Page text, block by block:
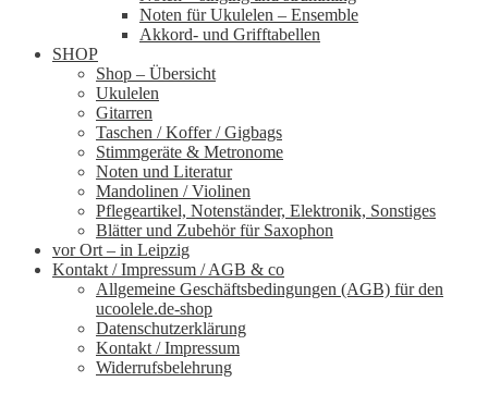
Noten für Ukulelen – Ensemble
Akkord- und Grifftabellen
SHOP
Shop – Übersicht
Ukulelen
Gitarren
Taschen / Koffer / Gigbags
Stimmgeräte & Metronome
Noten und Literatur
Mandolinen / Violinen
Pflegeartikel, Notenständer, Elektronik, Sonstiges
Blätter und Zubehör für Saxophon
vor Ort – in Leipzig
Kontakt / Impressum / AGB & co
Allgemeine Geschäftsbedingungen (AGB) für den
ucoolele.de-shop
Datenschutzerklärung
Kontakt / Impressum
Widerrufsbelehrung